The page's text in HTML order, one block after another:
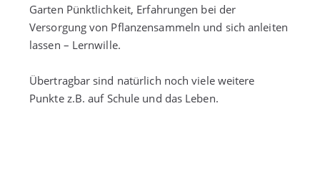
Garten Pünktlichkeit, Erfahrungen bei der
Versorgung von Pflanzensammeln und sich anleiten
lassen – Lernwille.
Übertragbar sind natürlich noch viele weitere
Punkte z.B. auf Schule und das Leben.